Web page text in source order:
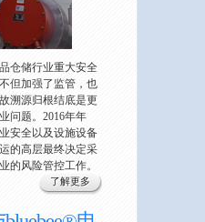
仓储行业重大安全
但加强了监管，也
溯源归根结底是更
问题。2016年年
安全以及设施设备
的高层最终决定采
的风险管控工作。
了解更多